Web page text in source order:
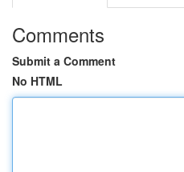
Comments
Submit a Comment
No HTML